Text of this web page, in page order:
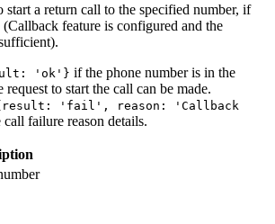
a return call to the specified number, if
(Callback feature is configured and the
'ok'} if the phone number is in the
to start the call can be made.
'fail', reason: 'Callback
failure reason details.